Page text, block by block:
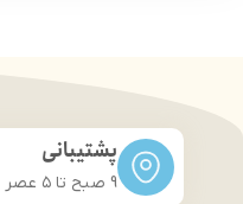
پشتیبانی
9 صبح تا ۵ عصر